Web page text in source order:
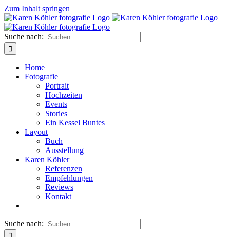
Zum Inhalt springen
Suche nach:
Home
Fotografie
Portrait
Hochzeiten
Events
Stories
Ein Kessel Buntes
Layout
Buch
Ausstellung
Karen Köhler
Referenzen
Empfehlungen
Reviews
Kontakt
Suche nach: